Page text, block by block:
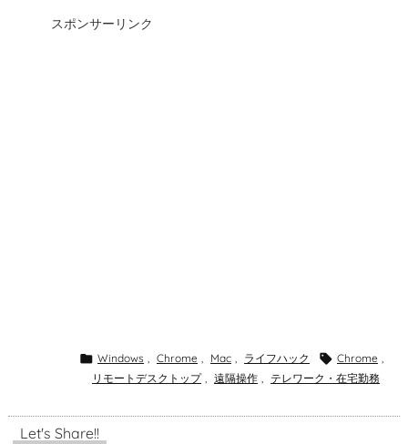
スポンサーリンク
 Windows , Chrome , Mac , ライフハック  Chrome ,
リモートデスクトップ , 遠隔操作 , テレワーク・在宅勤務
Let's Share!!